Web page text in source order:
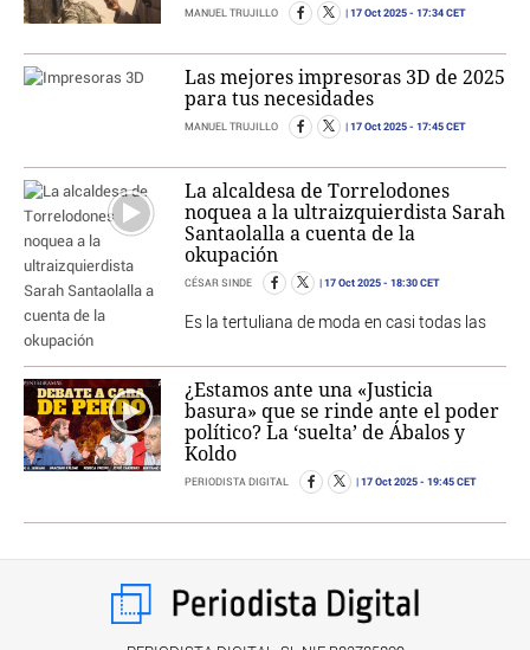
MANUEL TRUJILLO 17 Oct 2025 - 17:34 CET
Las mejores impresoras 3D de 2025
para tus necesidades
MANUEL TRUJILLO 17 Oct 2025 - 17:45 CET
La alcaldesa de Torrelodones
noquea a la ultraizquierdista Sarah
Santaolalla a cuenta de la
okupación
CÉSAR SINDE 17 Oct 2025 - 18:30 CET
Es la tertuliana de moda en casi todas las
¿Estamos ante una «Justicia
basura» que se rinde ante el poder
político? La ‘suelta’ de Ábalos y
Koldo
PERIODISTA DIGITAL 17 Oct 2025 - 19:45 CET